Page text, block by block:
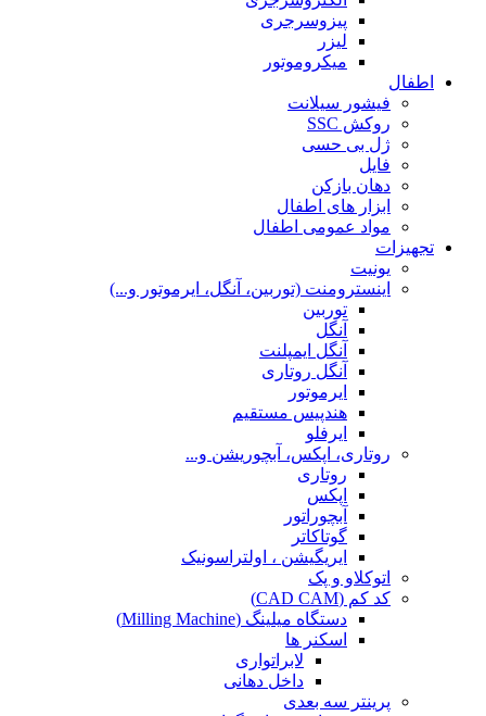
پیزوسرجری
لیزر
میکروموتور
اطفال
فیشور سیلانت
روکش SSC
ژل بی حسی
فایل
دهان بازکن
ابزار های اطفال
مواد عمومی اطفال
تجهیزات
یونیت
اینسترومنت (توربین، آنگل، ایرموتور و...)
توربین
آنگل
آنگل ایمپلنت
آنگل روتاری
ایرموتور
هندپیس مستقیم
ایرفلو
روتاری، اپکس، آبچوریشن و...
روتاری
اپکس
آبچوراتور
گوتاکاتر
ایریگیشن ، اولتراسونیک
اتوکلاو و پک
کد کم (CAD CAM)
دستگاه میلینگ (Milling Machine)
اسکنر ها
لابراتواری
داخل دهانی
پرینتر سه بعدی